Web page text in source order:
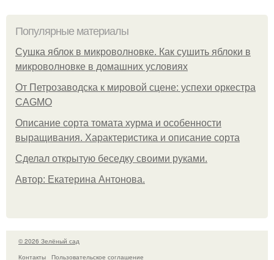
Популярные материалы
Сушка яблок в микроволновке. Как сушить яблоки в
микроволновке в домашних условиях
От Петрозаводска к мировой сцене: успехи оркестра
CAGMO
Описание сорта томата хурма и особенности
выращивания. Характеристика и описание сорта
Сделал открытую беседку своими руками.
Автор: Екатерина Антонова.
© 2026 Зелёный сад
Контакты
Пользовательское соглашение